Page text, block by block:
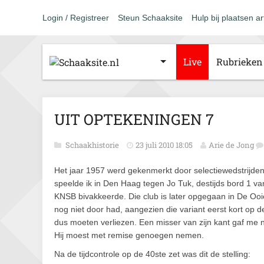
Login / Registreer Steun Schaaksite Hulp bij plaatsen
Live Rubrieken
UIT OPTEKENINGEN 7
Schaakhistorie 23 juli 2010 18:05 Arie de Jong
Het jaar 1957 werd gekenmerkt door
speelde ik in Den Haag tegen Jo Tuk, destijds bord 1
KNSB bivakkeerde. Die club is later opgegaan in De
nog niet door had, aangezien die variant eerst kort op
dus moeten verliezen. Een misser van zijn kant gaf
Hij moest met remise genoegen nemen.
Na de tijdcontrole op de 40ste zet was dit de stelling: